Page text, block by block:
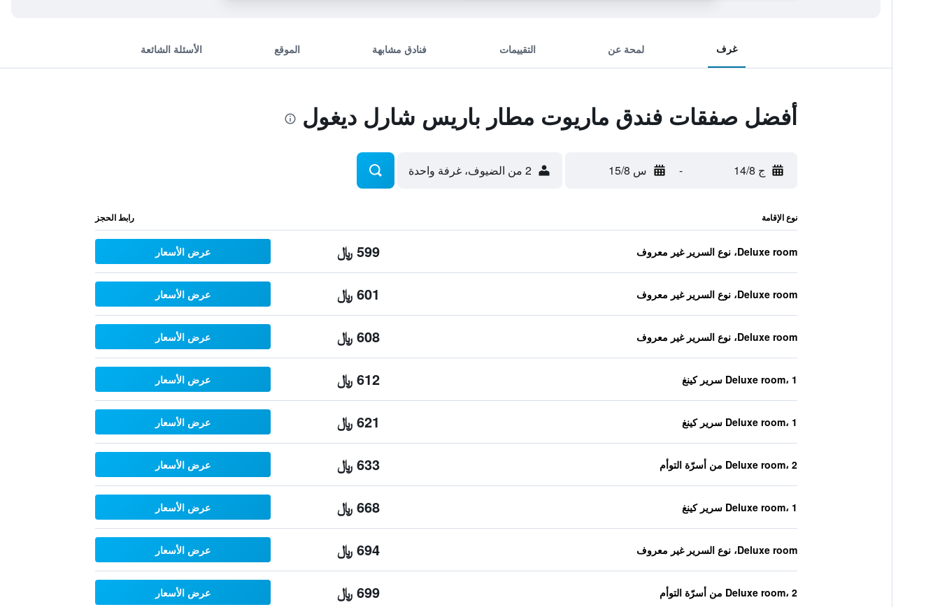
غرف لمحة عن التقييمات فنادق مشابهة الموقع الأسئلة الشائعة
أفضل صفقات فندق ماريوت مطار باريس شارل ديغول
ج 14/8 - س 15/8 2 من الضيوف، غرفة واحدة
نوع الإقامة رابط الحجز
Deluxe room، نوع السرير غير معروف 599 ﷼ عرض الأسعار
Deluxe room، نوع السرير غير معروف 601 ﷼ عرض الأسعار
Deluxe room، نوع السرير غير معروف 608 ﷼ عرض الأسعار
Deluxe room، 1 سرير كينغ 612 ﷼ عرض الأسعار
Deluxe room، 1 سرير كينغ 621 ﷼ عرض الأسعار
Deluxe room، 2 من أسرّة التوأم 633 ﷼ عرض الأسعار
Deluxe room، 1 سرير كينغ 668 ﷼ عرض الأسعار
Deluxe room، نوع السرير غير معروف 694 ﷼ عرض الأسعار
Deluxe room، 2 من أسرّة التوأم 699 ﷼ عرض الأسعار